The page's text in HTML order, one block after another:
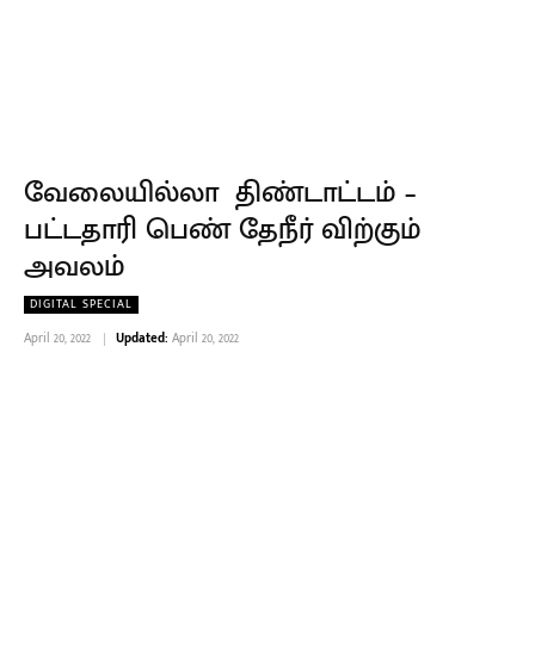
வேலையில்லா திண்டாட்டம் –
பட்டதாரி பெண் தேநீர் விற்கும்
அவலம்
DIGITAL SPECIAL
April 20, 2022 Updated: April 20, 2022